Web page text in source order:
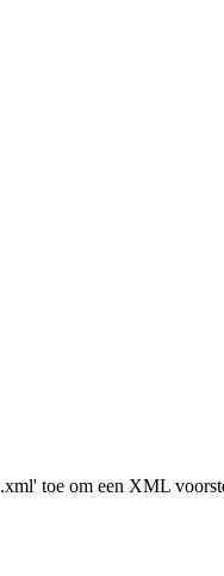
toe om een XML